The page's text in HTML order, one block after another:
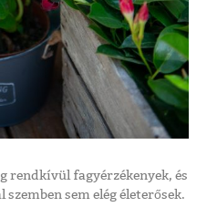
rendkívül fagyérzékenyek, és
sem elég életerősek.